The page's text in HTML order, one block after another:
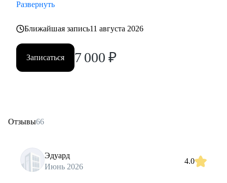
Развернуть
Ближайшая запись11 августа 2026
Записаться 7 000 ₽
Отзывы66
Эдуард
Июнь 2026
4.0